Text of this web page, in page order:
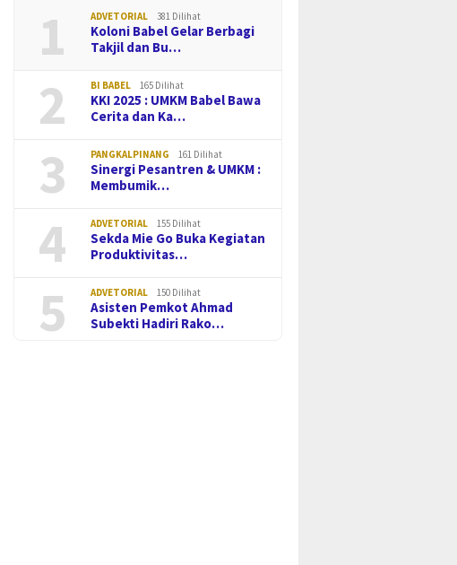
1 ADVETORIAL 381 Dilihat
Koloni Babel Gelar Berbagi
Takjil dan Bu…
2 BI BABEL 165 Dilihat
KKI 2025 : UMKM Babel Bawa
Cerita dan Ka…
3 PANGKALPINANG 161 Dilihat
Sinergi Pesantren & UMKM :
Membumik…
4 ADVETORIAL 155 Dilihat
Sekda Mie Go Buka Kegiatan
Produktivitas…
5 ADVETORIAL 150 Dilihat
Asisten Pemkot Ahmad
Subekti Hadiri Rako…